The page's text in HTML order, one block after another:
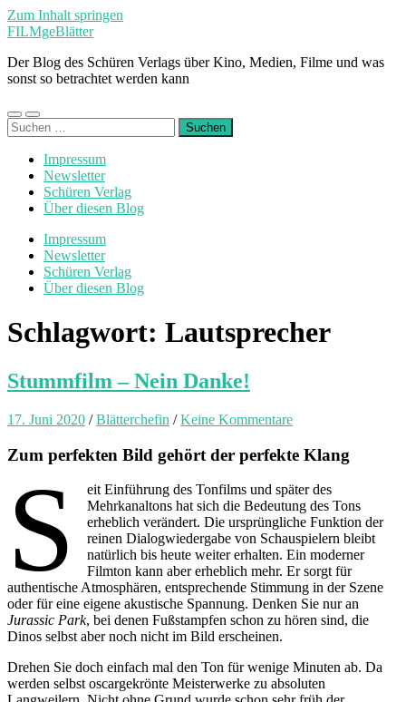
Zum Inhalt springen
FILMgeBlätter
Der Blog des Schüren Verlags über Kino, Medien, Filme und was
sonst so betrachtet werden kann
Mobile-
Menü
Suchfeld
ein-/ausblenden
Suchen
nach:
Impressum
Newsletter
Schüren Verlag
Über diesen Blog
Impressum
Newsletter
Schüren Verlag
Über diesen Blog
Schlagwort: Lautsprecher
Stummfilm – Nein Danke!
17. Juni 2020 /Blätterchefin /Keine Kommentare
Zum perfekten Bild gehört der perfekte Klang
S
eit Einführung des Tonfilms und später des
Mehrkanaltons hat sich die Bedeutung des Tons
erheblich verändert. Die ursprüngliche Funktion der
reinen Dialogwiedergabe von Schauspielern bleibt
natürlich bis heute weiter erhalten. Ein moderner
Filmton kann aber erheblich mehr. Er sorgt für
authentische Atmosphären, entsprechende Stimmung in der Szene
oder für eine eigene akustische Spannung. Denken Sie nur an
Jurassic Park, bei denen Fußstampfen schon zu hören sind, die
Dinos selbst aber noch nicht im Bild erscheinen.
Drehen Sie doch einfach mal den Ton für wenige Minuten ab. Da
werden selbst oscargekrönte Meisterwerke zu absoluten